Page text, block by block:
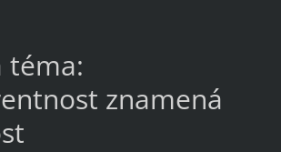
téma:
znamená